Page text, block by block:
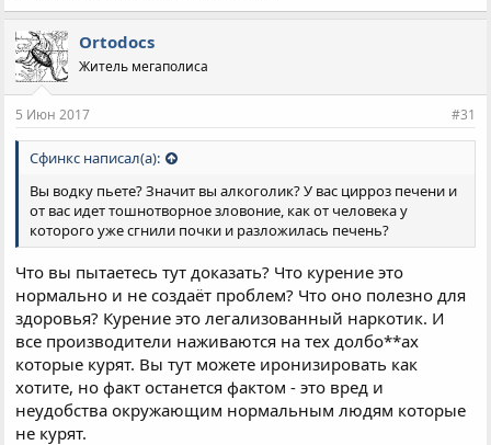
Ortodocs
Житель мегаполиса
5 Июн 2017 #31
Сфинкс написал(а):
Вы водку пьете? Значит вы алкоголик? У вас цирроз печени и
от вас идет тошнотворное зловоние, как от человека у
которого уже сгнили почки и разложилась печень?
Что вы пытаетесь тут доказать? Что курение это
нормально и не создаёт проблем? Что оно полезно для
здоровья? Курение это легализованный наркотик. И
все производители наживаются на тех долбо**ах
которые курят. Вы тут можете иронизировать как
хотите, но факт останется фактом - это вред и
неудобства окружающим нормальным людям которые
не курят.